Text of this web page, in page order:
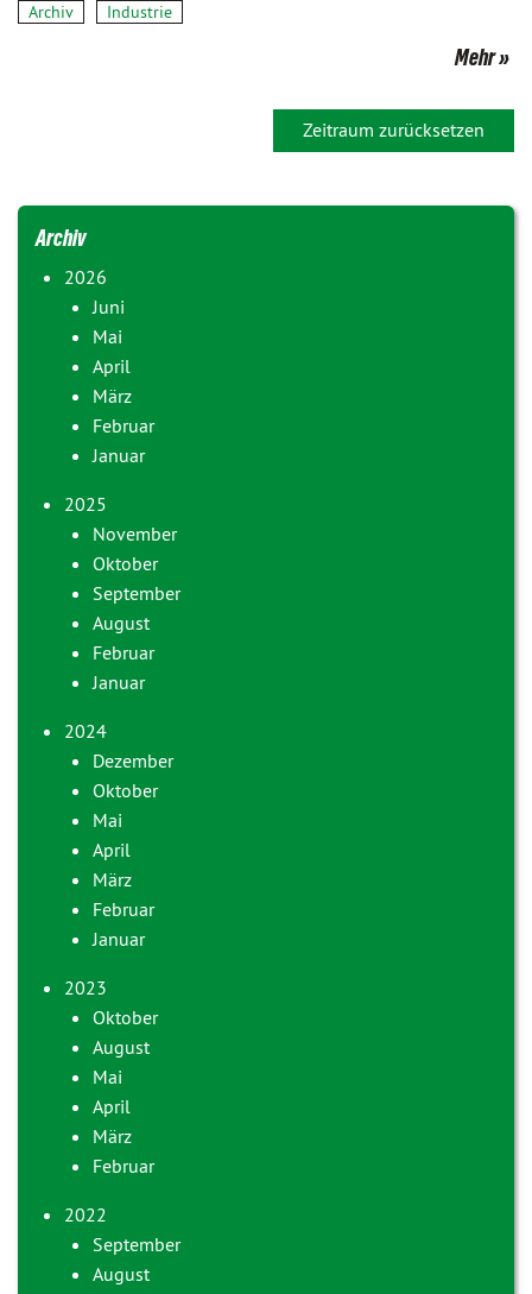
Archiv Industrie
Mehr
Zeitraum zurücksetzen
Archiv
2026
Juni
Mai
April
März
Februar
Januar
2025
November
Oktober
September
August
Februar
Januar
2024
Dezember
Oktober
Mai
April
März
Februar
Januar
2023
Oktober
August
Mai
April
März
Februar
2022
September
August